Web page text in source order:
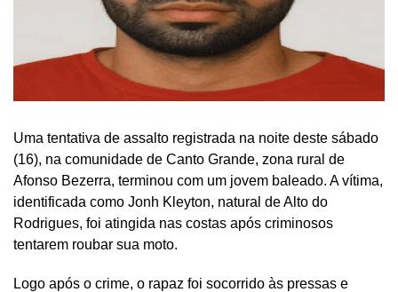
Uma tentativa de assalto registrada na noite deste sábado
(16), na comunidade de Canto Grande, zona rural de
Afonso Bezerra, terminou com um jovem baleado. A vítima,
identificada como Jonh Kleyton, natural de Alto do
Rodrigues, foi atingida nas costas após criminosos
tentarem roubar sua moto.
Logo após o crime, o rapaz foi socorrido às pressas e